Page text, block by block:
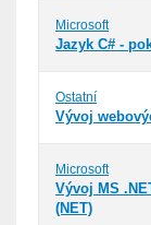
Microsoft
Jazyk C# -
Ostatní
Vývoj
Microsoft
Vývoj MS
(NET)